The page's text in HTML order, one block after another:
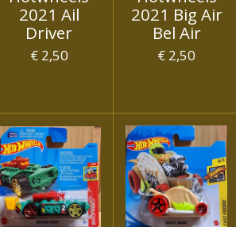
2021 Ail
Driver
€ 2,50
2021 Big Air
Bel Air
€ 2,50